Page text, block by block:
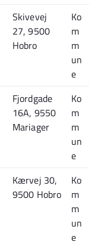
Skivevej
27, 9500
Hobro
Ko
m
m
un
e
Fjordgade
16A, 9550
Mariager
Ko
m
m
un
e
Kærvej 30,
9500 Hobro
Ko
m
m
un
e